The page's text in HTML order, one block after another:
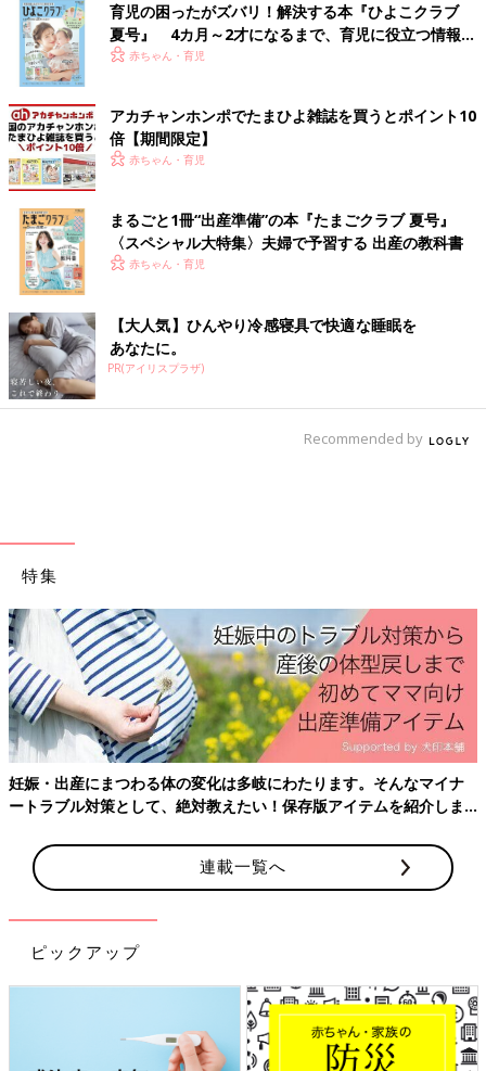
私はそもそも自己肯定感高めなので、臆面もなく自分を褒め、周
りを褒め、身内を褒めるタイプです。
育児の困ったがズバリ！解決する本『ひよこクラブ
夏号』 4カ月～2才になるまで、育児に役立つ情報が
いっぱい！
赤ちゃん・育児
アカチャンホンポでたまひよ雑誌を買うとポイント10
倍【期間限定】
赤ちゃん・育児
まるごと1冊“出産準備”の本『たまごクラブ 夏号』
〈スペシャル大特集〉夫婦で予習する 出産の教科書
赤ちゃん・育児
【大人気】ひんやり冷感寝具で快適な睡眠を
あなたに。
PR(アイリスプラザ)
Recommended by
特集
妊娠・出産にまつわる体の変化は多岐にわたります。そんなマイナ
ートラブル対策として、絶対教えたい！保存版アイテムを紹介しま
連載一覧へ
ピックアップ